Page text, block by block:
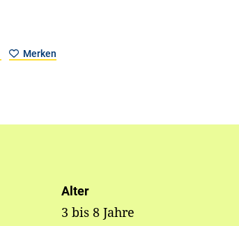
Merken
Alter
3 bis 8 Jahre